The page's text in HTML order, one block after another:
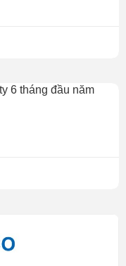
6 tháng đầu năm